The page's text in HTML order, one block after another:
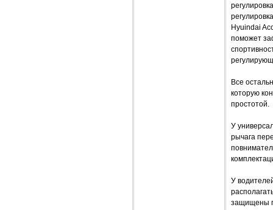
Hyuindai
поможет
Все
которую
простотой.
У
рычага
У
защищены